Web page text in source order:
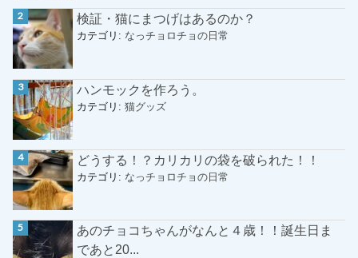
検証・猫にまつげはあるのか？
カテゴリ: なっチョロチョの日常
ハンモックを作ろう。
カテゴリ:猫グッズ
どうする！？カリカリの袋を破られた！！
カテゴリ: なっチョロチョの日常
あのチョコちゃんがなんと４歳！！誕生日ま
であと20...